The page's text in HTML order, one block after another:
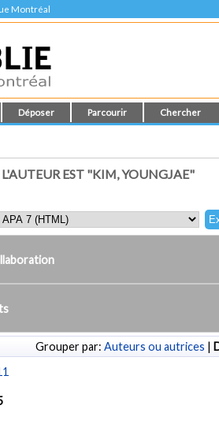
Montréal
Déposer Parcourir Chercher
EST "KIM, YOUNGJAE"
Grouper par: Auteurs ou autrices |